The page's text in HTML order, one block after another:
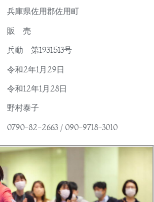
庫県佐用郡佐用町
売
第1931513号
2年1月29日
和12年1月28日
村泰子
82-2663 / 090-9718-3010